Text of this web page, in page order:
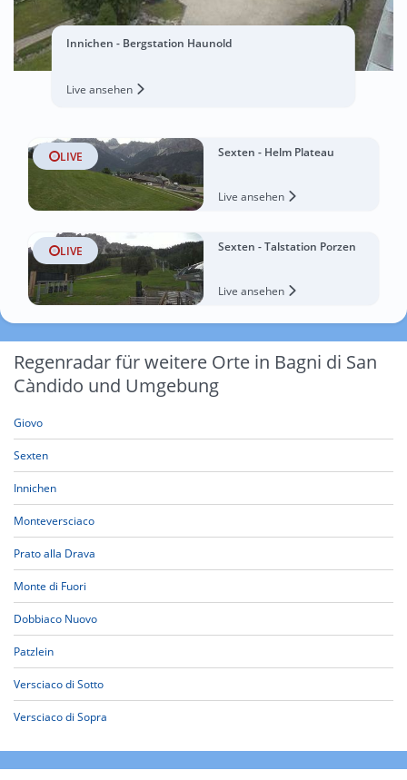
Innichen - Bergstation Haunold
Live ansehen
LIVE Sexten - Helm Plateau
Live ansehen
LIVE Sexten - Talstation Porzen
Live ansehen
Regenradar für weitere Orte in Bagni di San
Càndido und Umgebung
Giovo
Sexten
Innichen
Monteversciaco
Prato alla Drava
Monte di Fuori
Dobbiaco Nuovo
Patzlein
Versciaco di Sotto
Versciaco di Sopra